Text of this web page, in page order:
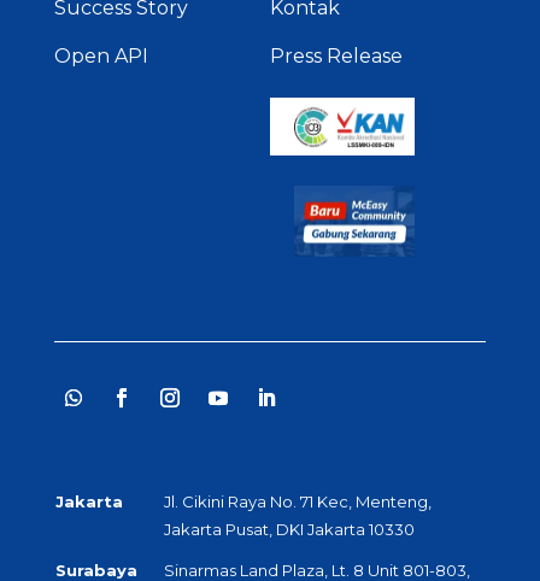
Success Story
Open API
Kontak
Press Release
Jakarta
Jl. Cikini Raya No. 71 Kec, Menteng,
Jakarta Pusat, DKI Jakarta 10330
Surabaya Sinarmas Land Plaza, Lt. 8 Unit 801-803,